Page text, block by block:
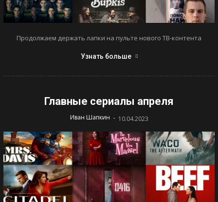
Продолжаем держать лапки на пульте нового ТВ-контента
Узнать больше
Главные сериалы апреля
Иван Шапкин - 10.04.2023